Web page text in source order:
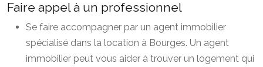
Faire appel à un professionnel
Se faire accompagner par un agent immobilier
spécialisé dans la location à Bourges. Un agent
immobilier peut vous aider à trouver un logement qui